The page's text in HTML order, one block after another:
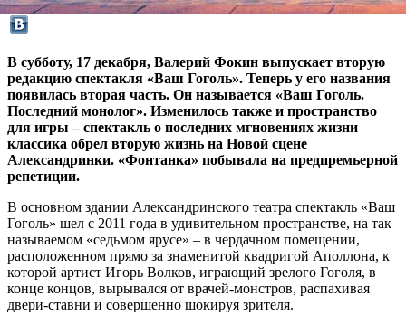
В субботу, 17 декабря, Валерий Фокин выпускает вторую
редакцию спектакля «Ваш Гоголь». Теперь у его названия
появилась вторая часть. Он называется «Ваш Гоголь.
Последний монолог». Изменилось также и пространство
для игры – спектакль о последних мгновениях жизни
классика обрел вторую жизнь на Новой сцене
Александринки. «Фонтанка» побывала на предпремьерной
репетиции.
В основном здании Александринского театра спектакль «Ваш
Гоголь» шел с 2011 года в удивительном пространстве, на так
называемом «седьмом ярусе» – в чердачном помещении,
расположенном прямо за знаменитой квадригой Аполлона, к
которой артист Игорь Волков, играющий зрелого Гоголя, в
конце концов, вырывался от врачей-монстров, распахивая
двери-ставни и совершенно шокируя зрителя.